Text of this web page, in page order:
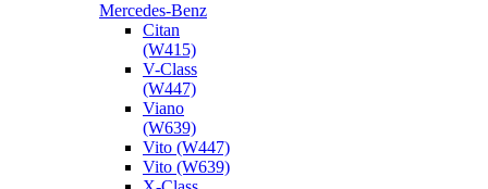
Mercedes-Benz
Citan
(W415)
V-Class
(W447)
Viano
(W639)
Vito (W447)
Vito (W639)